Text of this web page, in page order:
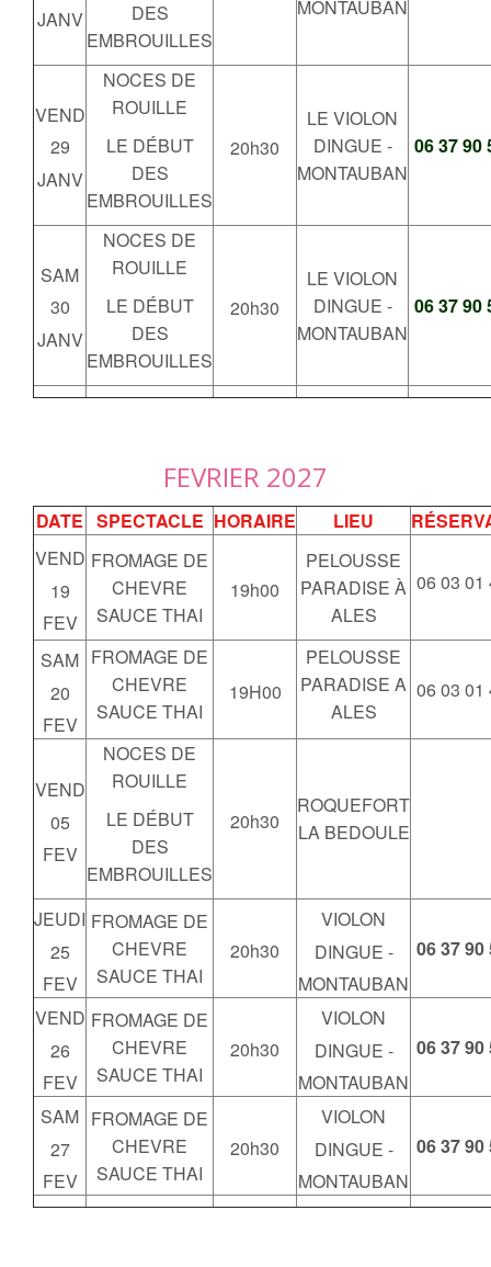
JANV
DES
EMBROUILLES
MONTAUBAN
VEND
29
JANV
NOCES DE
ROUILLE
LE DÉBUT
DES
EMBROUILLES
20h30
LE VIOLON
DINGUE -
MONTAUBAN
06 37 90
SAM
30
JANV
NOCES DE
ROUILLE
LE DÉBUT
DES
EMBROUILLES
20h30
LE VIOLON
DINGUE -
MONTAUBAN
06 37 90
FEVRIER 2027
DATE SPECTACLE HORAIRE LIEU
VEND
19
FEV
FROMAGE DE
CHEVRE
SAUCE THAI
19h00
PELOUSSE
PARADISE À
ALES
06 03 01
SAM
20
FEV
FROMAGE DE
CHEVRE
SAUCE THAI
19H00
PELOUSSE
PARADISE A
ALES
06 03 01
VEND
05
FEV
NOCES DE
ROUILLE
LE DÉBUT
DES
EMBROUILLES
20h30
ROQUEFORT
LA BEDOULE
JEUDI
25
FEV
FROMAGE DE
CHEVRE
SAUCE THAI
20h30
VIOLON
DINGUE -
MONTAUBAN
06 37 90
VEND
26
FEV
FROMAGE DE
CHEVRE
SAUCE THAI
20h30
VIOLON
DINGUE -
MONTAUBAN
06 37 90
SAM
27
FEV
FROMAGE DE
CHEVRE
SAUCE THAI
20h30
VIOLON
DINGUE -
MONTAUBAN
06 37 90